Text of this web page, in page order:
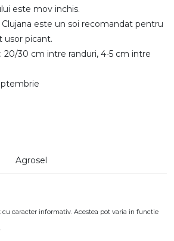
este mov inchis.
este un soi recomandat pentru
usor picant.
20/30 cm intre randuri, 4-5 cm intre
Agrosel
caracter informativ. Acestea pot varia in functie